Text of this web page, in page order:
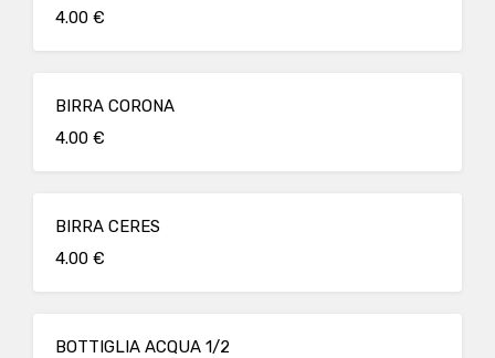
4.00 €
BIRRA CORONA
4.00 €
BIRRA CERES
4.00 €
BOTTIGLIA ACQUA 1/2